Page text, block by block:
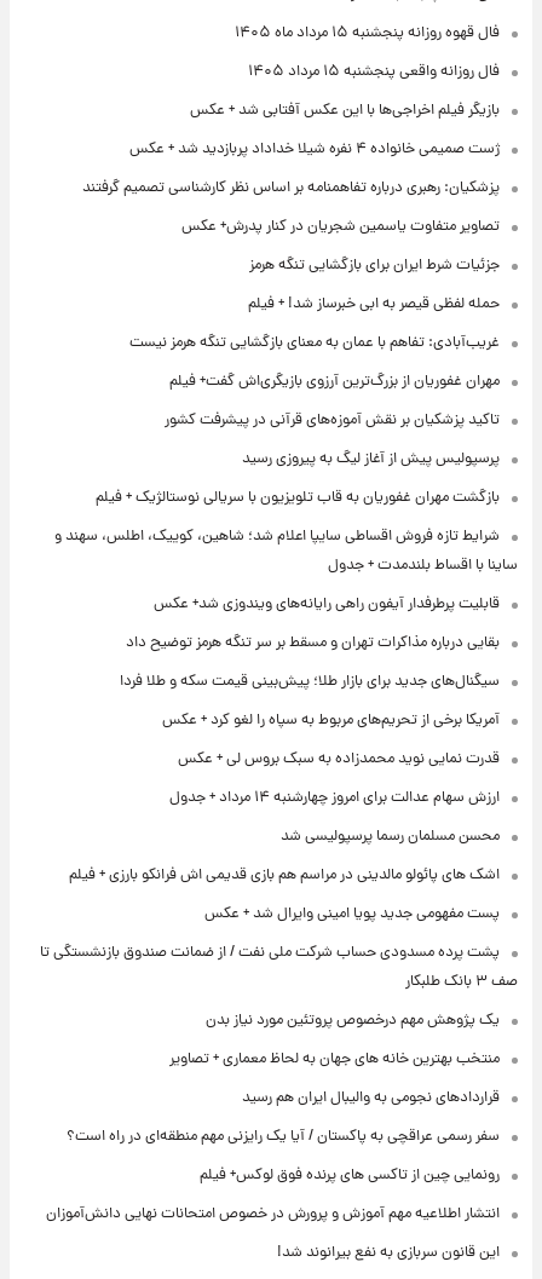
فال قهوه روزانه پنجشنبه ۱۵ مرداد ماه ۱۴۰۵
فال روزانه واقعی پنجشنبه ۱۵ مرداد ۱۴۰۵
بازیگر فیلم اخراجی‌ها با این عکس آفتابی شد + عکس
ژست صمیمی خانواده ۴ نفره شیلا خداداد پربازدید شد + عکس
پزشکیان: رهبری درباره تفاهمنامه بر اساس نظر کارشناسی تصمیم گرفتند
تصاویر متفاوت یاسمین شجریان در کنار پدرش+ عکس
جزئیات شرط ایران برای بازگشایی تنگه هرمز
حمله لفظی قیصر به ابی خبرساز شد! + فیلم
غریب‌آبادی: تفاهم با عمان به معنای بازگشایی تنگه هرمز نیست
مهران غفوریان از بزرگ‌ترین آرزوی بازیگری‌اش گفت+ فیلم
تاکید پزشکیان بر نقش آموزه‌های قرآنی در پیشرفت کشور
پرسپولیس پیش از آغاز لیگ به پیروزی رسید
بازگشت مهران غفوریان به قاب تلویزیون با سریالی نوستالژیک + فیلم
شرایط تازه فروش اقساطی سایپا اعلام شد؛ شاهین، کوییک، اطلس، سهند و
ساینا با اقساط بلندمدت + جدول
قابلیت پرطرفدار آیفون راهی رایانه‌های ویندوزی شد+ عکس
بقایی درباره مذاکرات تهران و مسقط بر سر تنگه هرمز توضیح داد
سیگنال‌های جدید برای بازار طلا؛ پیش‌بینی قیمت سکه و طلا فردا
آمریکا برخی از تحریم‌های مربوط به سپاه را لغو کرد + عکس
قدرت نمایی نوید محمدزاده به سبک بروس لی + عکس
ارزش سهام عدالت برای امروز چهارشنبه ۱۴ مرداد + جدول
محسن مسلمان رسما پرسپولیسی شد
اشک های پائولو مالدینی در مراسم هم بازی قدیمی اش فرانکو بارزی + فیلم
پست مفهومی جدید پویا امینی وایرال شد + عکس
پشت پرده‌ مسدودی حساب شرکت ملی نفت / از ضمانت صندوق بازنشستگی تا
صف ۳ بانک طلبکار
یک پژوهش مهم درخصوص پروتئین مورد نیاز بدن
منتخب بهترین خانه های جهان به لحاظ معماری + تصاویر
قراردادهای نجومی به والیبال ایران هم رسید
سفر رسمی عراقچی به پاکستان / آیا یک رایزنی مهم منطقه‌ای در راه است؟
رونمایی چین از تاکسی های پرنده فوق لوکس+ فیلم
انتشار اطلاعیه مهم آموزش و پرورش در خصوص امتحانات نهایی دانش‌آموزان
این قانون سربازی به نفع بیرانوند شد!